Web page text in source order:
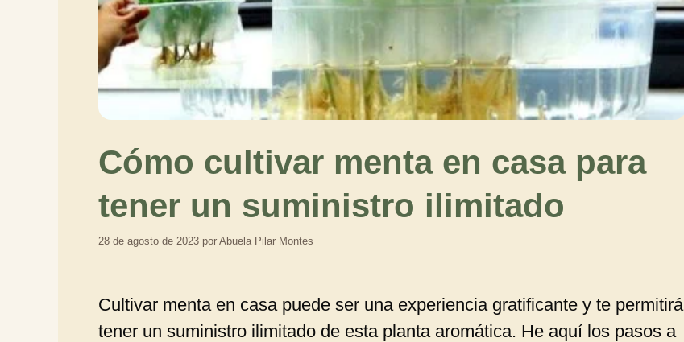
Cómo cultivar menta en casa para
tener un suministro ilimitado
28 de agosto de 2023 por Abuela Pilar Montes
Cultivar menta en casa puede ser una experiencia gratificante y te permitirá
tener un suministro ilimitado de esta planta aromática. He aquí los pasos a